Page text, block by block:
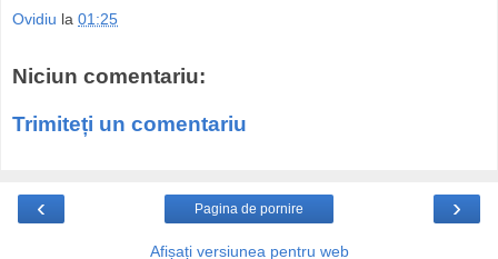
Ovidiu la 01:25
Niciun comentariu:
Trimiteți un comentariu
‹ ›
Pagina de pornire
Afișați versiunea pentru web